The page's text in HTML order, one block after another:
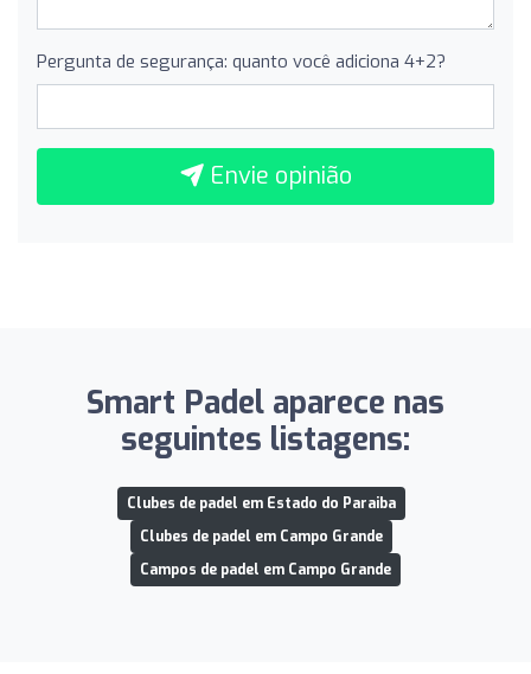
Pergunta de segurança: quanto você adiciona 4+2?
Envie opinião
Smart Padel aparece nas
seguintes listagens:
Clubes de padel em Estado do Paraiba
Clubes de padel em Campo Grande
Campos de padel em Campo Grande